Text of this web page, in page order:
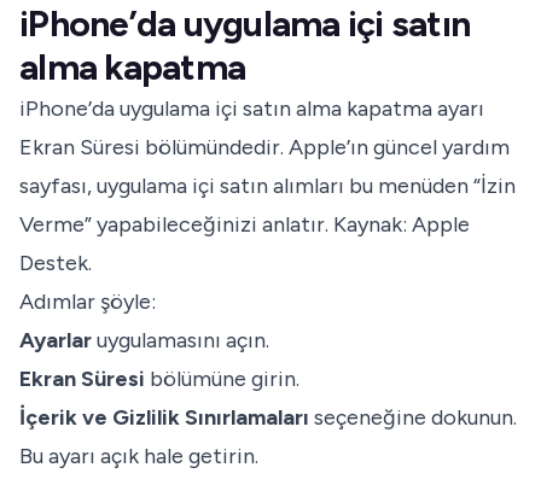
iPhone’da uygulama içi satın
alma kapatma
iPhone’da uygulama içi satın alma kapatma ayarı
Ekran Süresi bölümündedir. Apple’ın güncel yardım
sayfası, uygulama içi satın alımları bu menüden “İzin
Verme” yapabileceğinizi anlatır. Kaynak: Apple
Destek.
Adımlar şöyle:
Ayarlaruygulamasını açın.
Ekran Süresi bölümüne girin.
İçerik ve Gizlilik Sınırlamaları seçeneğine dokunun.
Bu ayarı açık hale getirin.